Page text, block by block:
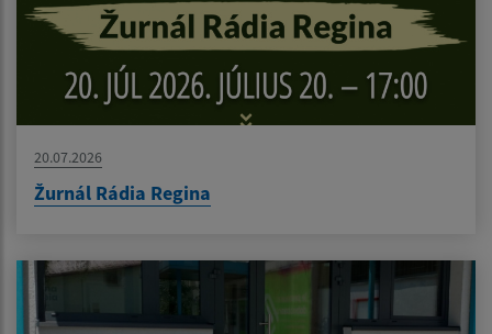
20.07.2026
Žurnál Rádia Regina